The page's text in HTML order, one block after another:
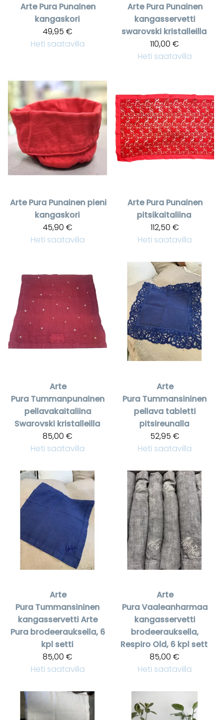
Arte Pura Punainen
kangaskori
49,95 €
Heti saatavilla
Arte Pura Punainen
kangasservetti
swarovski kristalleilla
110,00 €
Heti saatavilla
Arte Pura Punainen pieni
kangaskori
45,90 €
Heti saatavilla
Arte Pura Punainen
pitsikaitaliina
112,50 €
Heti saatavilla
Arte
Pura Tummanpunainen
pellavakaitaliina
Swarovski kristalleilla
85,00 €
Heti saatavilla
Arte
Pura Tummansininen
pellava tabletti
pitsireunalla
52,95 €
Heti saatavilla
Arte
Pura Tummansininen
kangasservetti Arte
Pura brodeerauksella, 6
kpl setti
85,00 €
Heti saatavilla
Arte
PuraVaaleanharmaa
kangasservetti
brodeerauksella,
Respiro Old, 6 kpl sett
85,00 €
Heti saatavilla